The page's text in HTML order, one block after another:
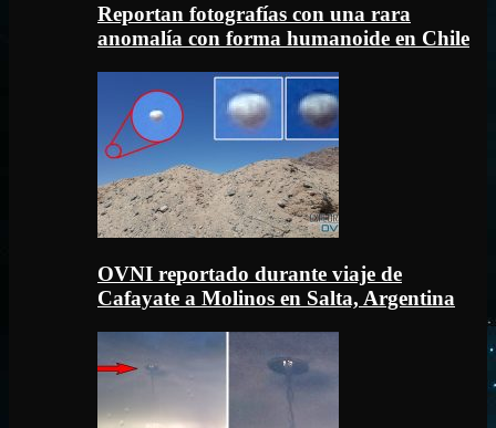
Reportan fotografías con una rara
anomalía con forma humanoide en Chile
OVNI reportado durante viaje de
Cafayate a Molinos en Salta, Argentina